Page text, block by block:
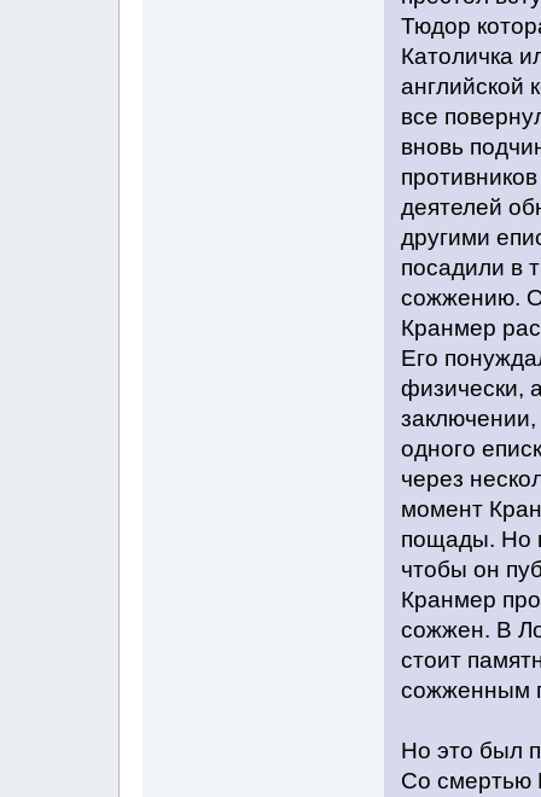
Тюдор
Католичка
английской
все
вновь
деятелей
другими
посадили в
сожжению.
Кранмер
Его
физически,
одного
через
момент
пощады. Но
чтобы он
Кранмер
сожжен. В
стоит
сожженным
Но это был
Со смертью